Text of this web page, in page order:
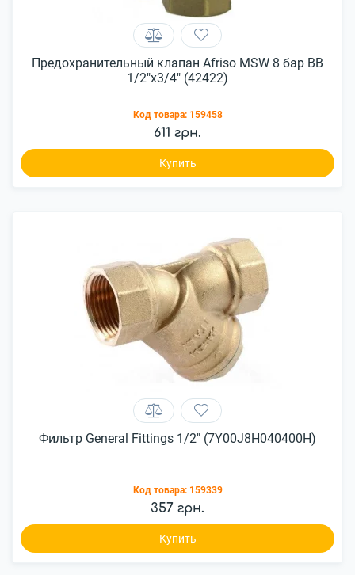
Предохранительный клапан Afriso MSW 8 бар ВВ
1/2"x3/4" (42422)
Код товара: 159458
611 грн.
Купить
Фильтр General Fittings 1/2" (7Y00J8H040400H)
Код товара: 159339
357 грн.
Купить